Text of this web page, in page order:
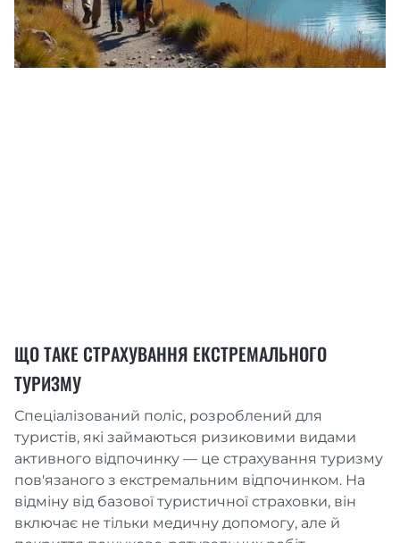
ЩО ТАКЕ СТРАХУВАННЯ ЕКСТРЕМАЛЬНОГО
ТУРИЗМУ
Спеціалізований поліс, розроблений для
туристів, які займаються ризиковими видами
активного відпочинку — це страхування туризму
пов'язаного з екстремальним відпочинком. На
відміну від базової туристичної страховки, він
включає не тільки медичну допомогу, але й